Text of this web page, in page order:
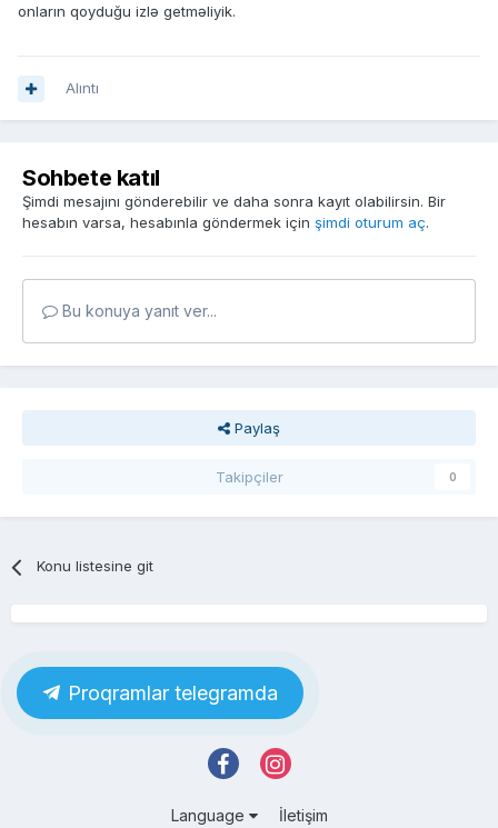
onların qoyduğu izlə getməliyik.
Alıntı
Sohbete katıl
Şimdi mesajını gönderebilir ve daha sonra kayıt olabilirsin. Bir
hesabın varsa, hesabınla göndermek için şimdi oturum aç.
Bu konuya yanıt ver...
Paylaş
Takipçiler 0
Konu listesine git
Proqramlar telegramda
Language İletişim